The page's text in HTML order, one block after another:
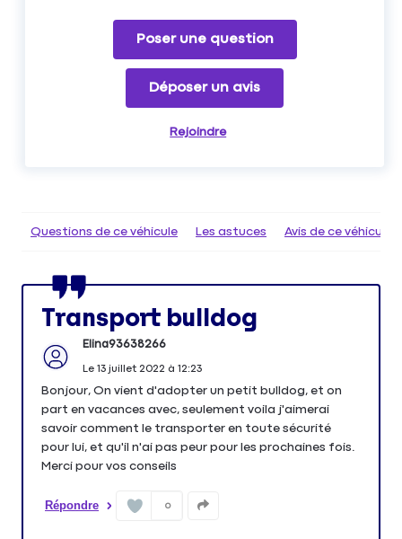
Poser une question
Déposer un avis
Rejoindre
Questions de ce véhicule Les astuces Avis de ce véhicule
Transport bulldog
Elina93638266
Le 13 juillet 2022à 12:23
Bonjour, On vient d'adopter un petit bulldog, et on
part en vacances avec, seulement voila j'aimerai
savoir comment le transporter en toute sécurité
pour lui, et qu'il n'ai pas peur pour les prochaines fois.
Merci pour vos conseils
Répondre 0